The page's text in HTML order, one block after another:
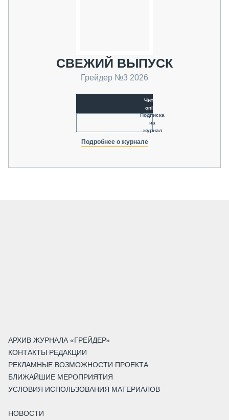
СВЕЖИЙ ВЫПУСК
Грейдер №3 2026
Читать
online
Подписка
на
журнал
Подробнее о журнале
АРХИВ ЖУРНАЛА «ГРЕЙДЕР»
КОНТАКТЫ РЕДАКЦИИ
РЕКЛАМНЫЕ ВОЗМОЖНОСТИ ПРОЕКТА
БЛИЖАЙШИЕ МЕРОПРИЯТИЯ
УСЛОВИЯ ИСПОЛЬЗОВАНИЯ МАТЕРИАЛОВ
НОВОСТИ